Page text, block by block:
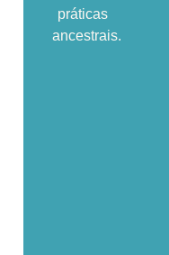
práticas
ancestrais.